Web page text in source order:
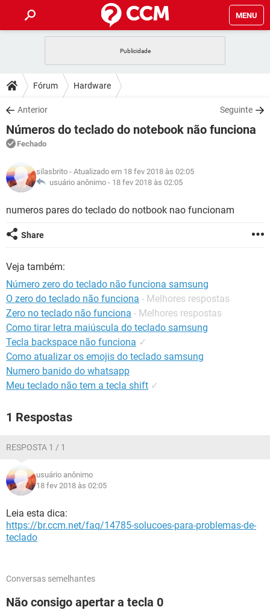
MENU
CELULAR
OUTLOOK
INSTAGRAM GMAIL
GUIA DE COMPRAS
DICAS
JOGOS
OUTLOOK
GUIA DE COMPRAS
DOWNLOADS
JOGOS WHATSAPP
CELULAR
OUTLOOK EXCEL
INSTAGRAM
GUIA DE COMPRAS
FÓRUM
CELULAR FACEBOOK
GLOSSÁRIO
JOGOS
CELULAR FACEBOOK
OUTLOOK
GUIA DE COMPRAS
Fórum Hardware
Anterior Seguinte
Números do teclado do notebook não funciona
Fechado
silasbrito - Atualizado em 18 fev 2018 às 02:05
usuário anônimo - 18 fev 2018 às 02:05
numeros pares do teclado do notbook nao funcionam
Share
Veja também:
Número zero do teclado não funciona samsung
O zero do teclado não funciona - Melhores respostas
Zero no teclado não funciona - Melhores respostas
Como tirar letra maiúscula do teclado samsung
Tecla backspace não funciona ✓
Como atualizar os emojis do teclado samsung
Numero banido do whatsapp
Meu teclado não tem a tecla shift ✓
1 Respostas
RESPOSTA 1 / 1
usuário anônimo
18 fev 2018 às 02:05
Leia esta dica:
https://br.ccm.net/faq/14785-solucoes-para-problemas-de-
teclado
Conversas semelhantes
Não consigo apertar a tecla 0